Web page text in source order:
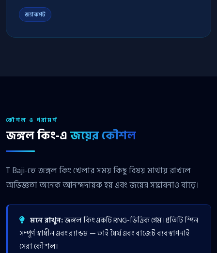
জ্যাকপট
কৌশল ও পরামর্শ
জঙ্গল কিং-এজয়ের কৌশল
T Baji-তে জঙ্গল কিং খেলার সময় কিছু বিষয় মাথায় রাখলে
অভিজ্ঞতা অনেক আনন্দদায়ক হয় এবং জয়ের সম্ভাবনাও বাড়ে।
মনে রাখুন:জঙ্গল কিং একটি RNG-ভিত্তিক গেম। প্রতিটি স্পিন
সম্পূর্ণ স্বাধীন এবং র‍্যান্ডম — তাই ধৈর্য এবং বাজেট ব্যবস্থাপনাই
সেরা কৌশল।